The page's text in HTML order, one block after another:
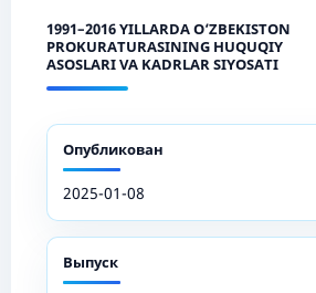
1991–2016 YILLARDA O‘ZBEKISTON
PROKURATURASINING HUQUQIY
ASOSLARI VA KADRLAR SIYOSATI
Опубликован
2025-01-08
Выпуск